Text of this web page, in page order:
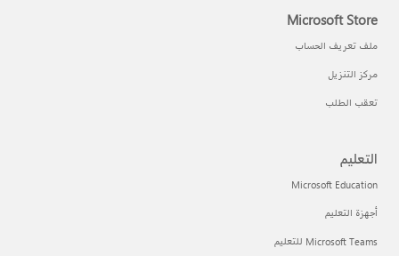
Microsoft Store
ملف تعريف الحساب
مركز التنزيل
تعقب الطلب
التعليم
Microsoft Education
أجهزة التعليم
Microsoft Teams للتعليم